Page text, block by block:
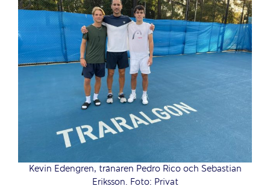
Kevin Edengren, tränaren Pedro Rico och Sebastian
Eriksson. Foto: Privat